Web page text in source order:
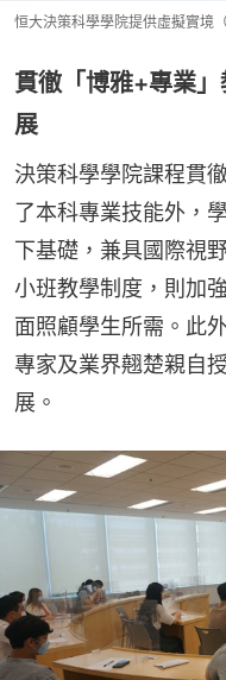
恒大決策科學學院提供虛擬實境
貫徹「博雅+專業
展
決策科學學院課程貫
了本科專業技能外，
下基礎，兼具國際視
小班教學制度，則加
面照顧學生所需。此
專家及業界翹楚親自
展。